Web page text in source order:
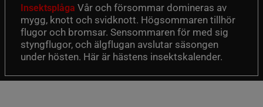
Insektsplåga Vår och försommar domineras av
mygg, knott och svidknott. Högsommaren tillhör
flugor och bromsar. Sensommaren för med sig
styngflugor, och älgflugan avslutar säsongen
under hösten. Här är hästens insektskalender.